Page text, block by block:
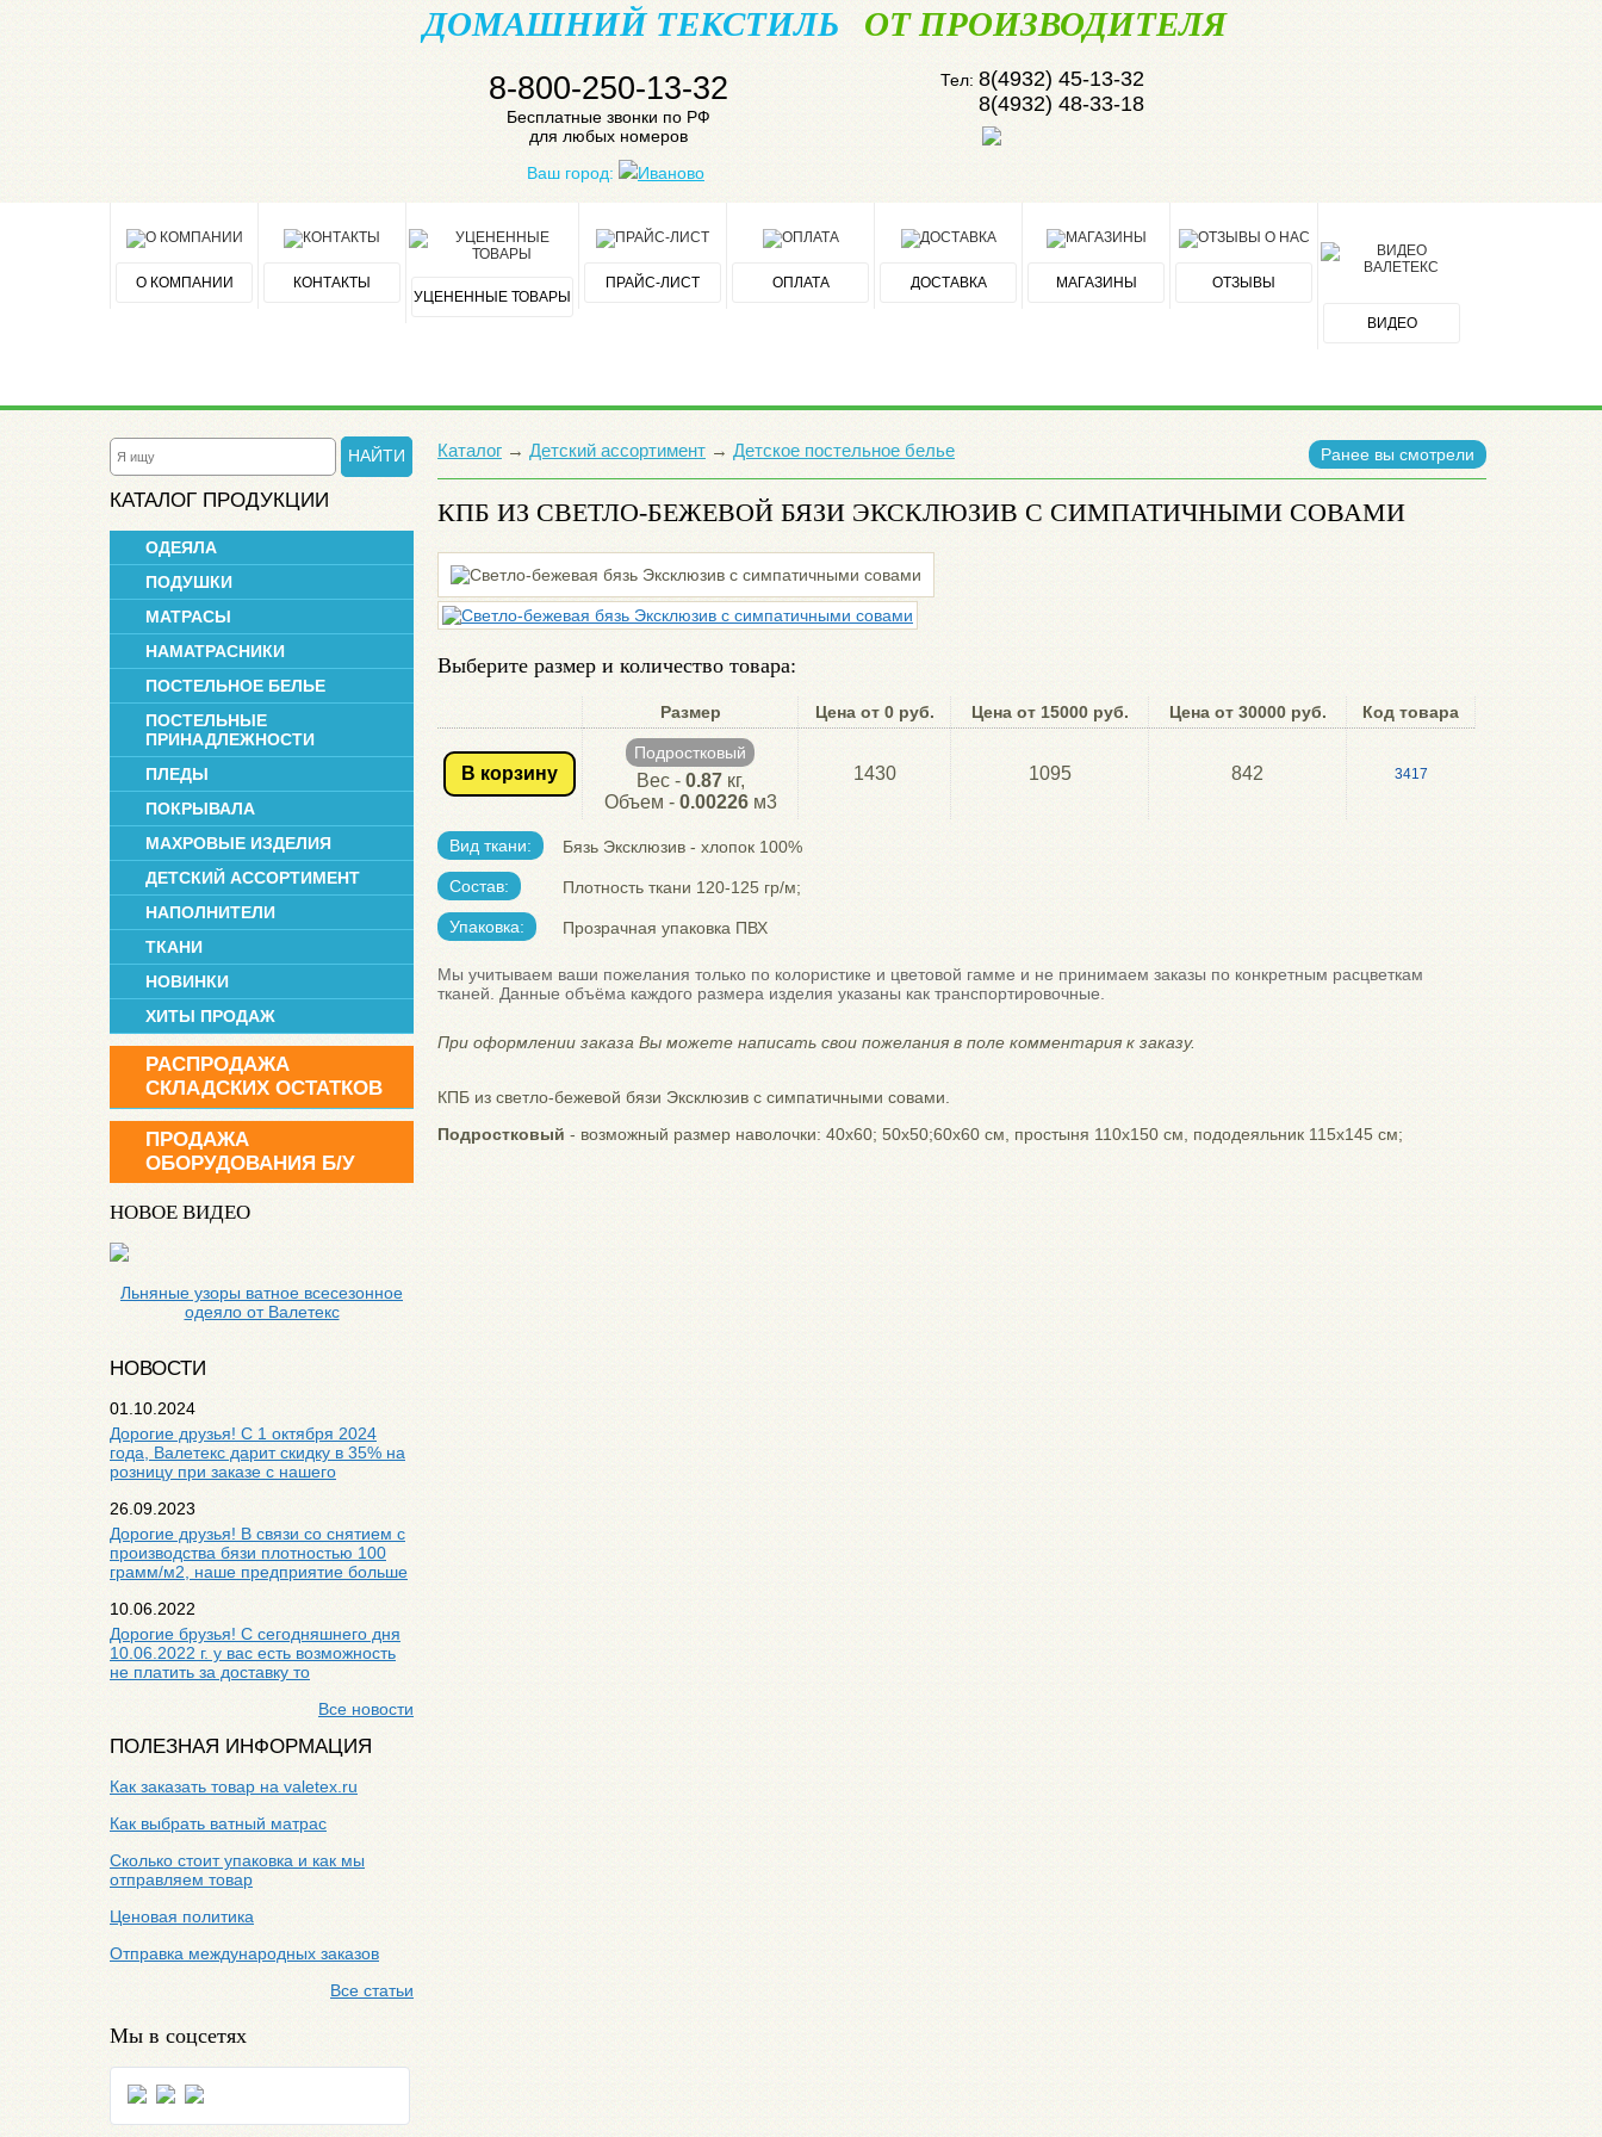
ДОМАШНИЙ ТЕКСТИЛЬ ОТ ПРОИЗВОДИТЕЛЯ
8-800-250-13-32
Бесплатные звонки по РФ
для любых номеров
Тел: 8(4932) 45-13-32
8(4932) 48-33-18
Ваш город: Иваново
О КОМПАНИИ
КОНТАКТЫ
УЦЕНЕННЫЕ ТОВАРЫ
ПРАЙС-ЛИСТ ОПЛАТА ДОСТАВКА МАГАЗИНЫ ОТЗЫВЫ
ВИДЕО
НАЙТИ
КАТАЛОГ ПРОДУКЦИИ
ОДЕЯЛА
ПОДУШКИ
МАТРАСЫ
НАМАТРАСНИКИ
ПОСТЕЛЬНОЕ БЕЛЬЕ
ПОСТЕЛЬНЫЕ
ПРИНАДЛЕЖНОСТИ
ПЛЕДЫ
ПОКРЫВАЛА
МАХРОВЫЕ ИЗДЕЛИЯ
ДЕТСКИЙ АССОРТИМЕНТ
НАПОЛНИТЕЛИ
ТКАНИ
НОВИНКИ
ХИТЫ ПРОДАЖ
РАСПРОДАЖА
СКЛАДСКИХ ОСТАТКОВ
ПРОДАЖА
ОБОРУДОВАНИЯ Б/У
НОВОЕ ВИДЕО
Льняные узоры ватное всесезонное
одеяло от Валетекс
НОВОСТИ
01.10.2024
Дорогие друзья! С 1 октября 2024
года, Валетекс дарит скидку в 35% на
розницу при заказе с нашего
26.09.2023
Дорогие друзья! В связи со снятием с
производства бязи плотностью 100
грамм/м2, наше предприятие больше
10.06.2022
Дорогие брузья! С сегодняшнего дня
10.06.2022 г. у вас есть возможность
не платить за доставку то
Все новости
ПОЛЕЗНАЯ ИНФОРМАЦИЯ
Как заказать товар на valetex.ru
Как выбрать ватный матрас
Сколько стоит упаковка и как мы
отправляем товар
Ценовая политика
Отправка международных заказов
Все статьи
Мы в соцсетях
Каталог → Детский ассортимент → Детское постельное белье Ранее вы смотрели
КПБ ИЗ СВЕТЛО-БЕЖЕВОЙ БЯЗИ ЭКСКЛЮЗИВ С СИМПАТИЧНЫМИ СОВАМИ
Выберите размер и количество товара:
Размер Цена от 0 руб. Цена от 15000 руб. Цена от 30000 руб. Код товара
В корзину
Подростковый
Вес - 0.87кг,
Объем - 0.00226м3
1430 1095 842 3417
Вид ткани: Бязь Эксклюзив - хлопок 100%
Состав: Плотность ткани 120-125 гр/м;
Упаковка: Прозрачная упаковка ПВХ
Мы учитываем ваши пожелания только по колористике и цветовой гамме и не принимаем заказы по конкретным расцветкам
тканей. Данные объёма каждого размера изделия указаны как транспортировочные.
При оформлении заказа Вы можете написать свои пожелания в поле комментария к заказу.
КПБ из светло-бежевой бязи Эксклюзив с симпатичными совами.
Подростковый - возможный размер наволочки: 40х60; 50х50;60х60 см, простыня 110х150 см, пододеяльник 115х145 см;